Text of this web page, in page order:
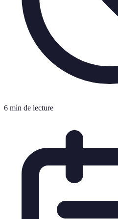
6 min de lecture